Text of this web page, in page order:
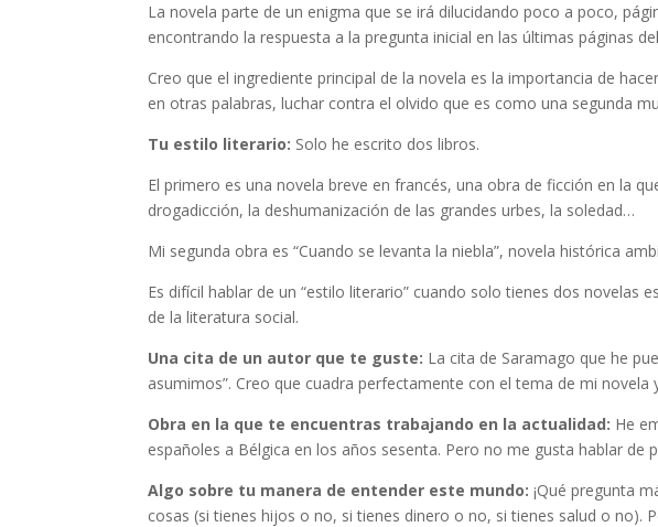
La novela parte de un enigma que se irá dilucidando poco a poco,
encontrando la respuesta a la pregunta inicial en las últimas páginas
Creo que el ingrediente principal de la novela es la importancia de
en otras palabras, luchar contra el olvido que es como una segunda
Tu estilo literario: Solo he escrito dos libros.
El primero es una novela breve en francés, una obra de ficción en la
drogadicción, la deshumanización de las grandes urbes, la soledad…
Mi segunda obra es “Cuando se levanta la niebla”, novela histórica
Es difícil hablar de un “estilo literario” cuando solo tienes dos
de la literatura social.
Una cita de un autor que te guste: La cita de Saramago que he
asumimos”. Creo que cuadra perfectamente con el tema de mi
Obra en la que te encuentras trabajando en la actualidad: He
españoles a Bélgica en los años sesenta. Pero no me gusta hablar
Algo sobre tu manera de entender este mundo:¡Qué pregunta
cosas (si tienes hijos o no, si tienes dinero o no, si tienes salud o